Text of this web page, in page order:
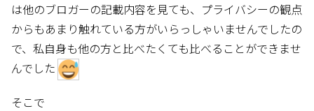
は他のブロガーの記載内容を見ても、プライバシーの観点
からもあまり触れている方がいらっしゃいませんでしたの
で、私自身も他の方と比べたくても比べることができませ
んでした
そこで